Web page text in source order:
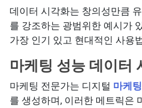
데이터 시각화는 창의성만큼
를 강조하는 광범위한 예시가
가장 인기 있고 현대적인 사용
마케팅 성능 데이터
마케팅 전문가는 디지털 마케
를 생성하며, 이러한 메트릭은